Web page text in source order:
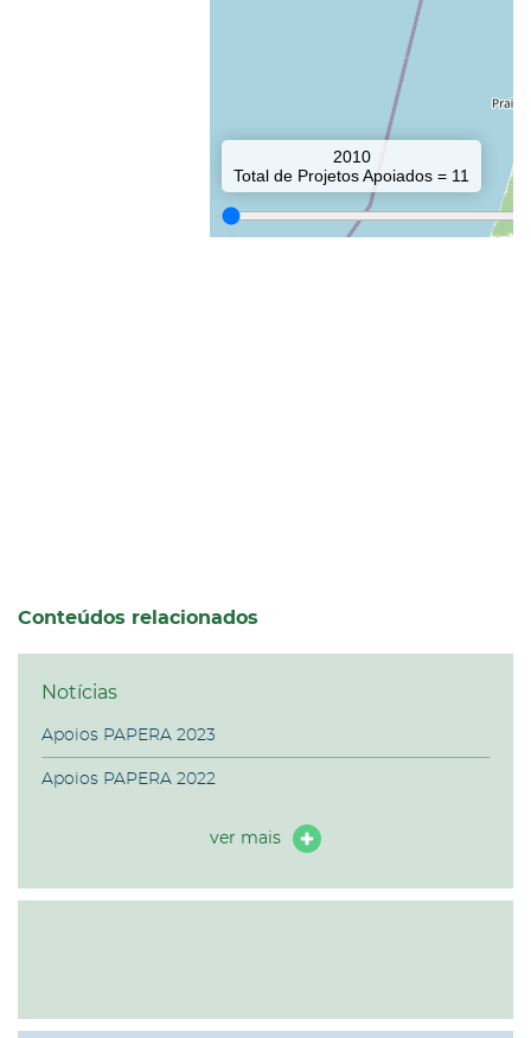
Conteúdos relacionados
Notícias
Apoios PAPERA 2023
Apoios PAPERA 2022
ver mais